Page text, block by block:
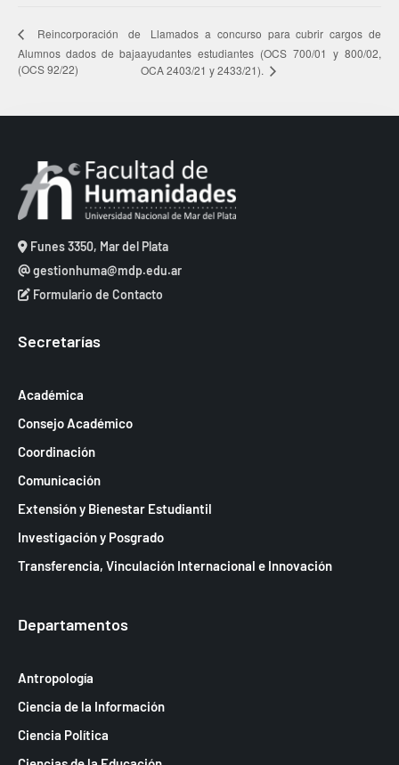
Reincorporación de
Alumnos dados de baja
(OCS 92/22)
Llamados a concurso para cubrir cargos de
ayudantes estudiantes (OCS 700/01 y 800/02,
OCA 2403/21 y 2433/21).
Funes 3350, Mar del Plata
gestionhuma@mdp.edu.ar
Formulario de Contacto
Secretarías
Académica
Consejo Académico
Coordinación
Comunicación
Extensión y Bienestar Estudiantil
Investigación y Posgrado
Transferencia, Vinculación Internacional e Innovación
Departamentos
Antropología
Ciencia de la Información
Ciencia Política